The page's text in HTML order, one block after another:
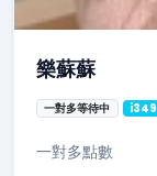
樂蘇蘇
一對多等待中 i349
一對多點數